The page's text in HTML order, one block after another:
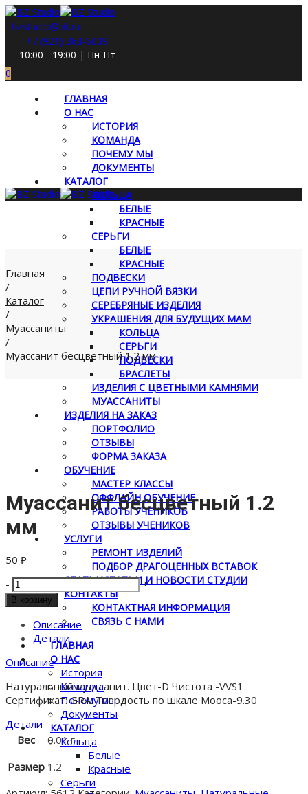
bzstudio@bk.ru
+7 (921) 368-6009
10:00 - 19:00 | Пн-Пт
0
ГЛАВНАЯ
О НАС
ИСТОРИЯ
КОМАНДА
ПОЧЕМУ МЫ
ДОКУМЕНТЫ
КАТАЛОГ
КОЛЬЦА
БЕЛЫЕ
КРАСНЫЕ
СЕРЬГИ
БЕЛЫЕ
КРАСНЫЕ
ПОДВЕСКИ
ЦЕПИ РУЧНОЙ ВЯЗКИ
СЕРЕБРЯНЫЕ ИЗДЕЛИЯ
УКРАШЕНИЯ ДЛЯ БУДУЩИХ МАМ
КОЛЬЦА
СЕРЬГИ
ПОДВЕСКИ
БРАСЛЕТЫ
ИЗДЕЛИЯ С ЦВЕТНЫМИ КАМНЯМИ
МУАССАНИТЫ
ИЗДЕЛИЯ НА ЗАКАЗ
ПОРТФОЛИО
ОТЗЫВЫ
ФОРМА ЗАКАЗА
ОБУЧЕНИЕ
МАСТЕР КЛАССЫ
ОФФЛАЙН ОБУЧЕНИЕ
РАБОТЫ УЧЕНИКОВ
ОТЗЫВЫ УЧЕНИКОВ
УСЛУГИ
РЕМОНТ ИЗДЕЛИЙ
ПОДБОР ДРАГОЦЕННЫХ ВСТАВОК
СТАТЬИСТАТЬИ И НОВОСТИ СТУДИИ
КОНТАКТЫ
КОНТАКТНАЯ ИНФОРМАЦИЯ
СВЯЗЬ С НАМИ
ГЛАВНАЯ
О НАС
История
Команда
Почему мы
Документы
КАТАЛОГ
Кольца
Белые
Красные
Серьги
Главная
/
Каталог
/
Муассаниты
/
Муассанит бесцветный 1.2 мм
Муассанит бесцветный 1.2
мм
50 ₽
- Количество
товара
Муассанит
бесцветный
1.2
мм
+
В корзину
Описание
Детали
Описание
Натуральный муассанит. Цвет-D Чистота -VVS1
Сертификат: GRA. Твердость по шкале Мооса-9.30
Детали
Вес
0.01 г
Размер 1.2